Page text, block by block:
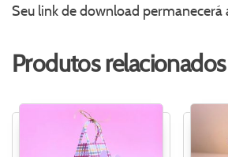
Seu link de download
Produtos relacionados